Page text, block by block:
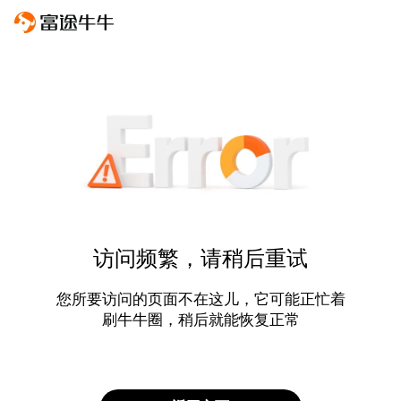
访问频繁，请稍后重试
您所要访问的页面不在这儿，它可能正忙着
刷牛牛圈，稍后就能恢复正常